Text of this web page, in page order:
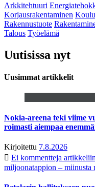
Arkkitehtuuri
Korjausrakentaminen
Rakennustuote
Talous Työelämä
Uutisissa nyt
Uusimmat artikkelit
Nokia-areena teki viime
roimasti aiempaa
Kirjoitettu 7.8.2026
Ei kommentteja
miljoonatappion – miinusta